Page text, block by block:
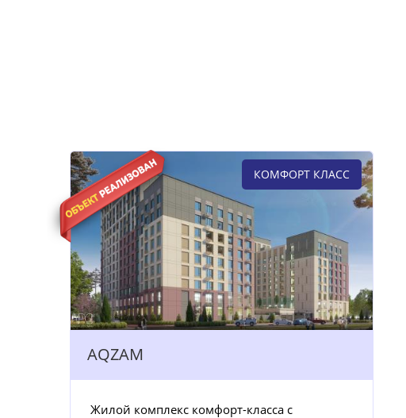
КОМФОРТ КЛАСС
AQZAM
Жилой комплекс комфорт-класса с